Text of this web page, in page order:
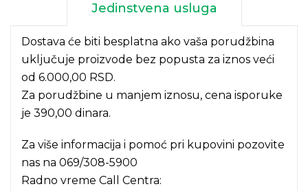
Jedinstvena usluga
Dostava će biti besplatna ako vaša porudžbina
uključuje proizvode bez popusta za iznos veći
od 6.000,00 RSD.
Za porudžbine u manjem iznosu, cena isporuke
je 390,00 dinara.
Za više informacija i pomoć pri kupovini pozovite
nas na 069/308-5900
Radno vreme Call Centra: